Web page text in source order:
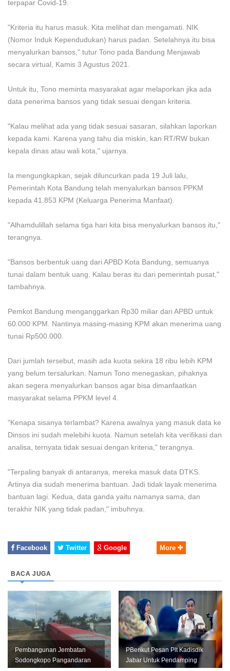
terpapar Covid-19.
"Kriteria itu harus masuk. Kita melihat dan mengamati. NIK
(Nomor Induk Kependudukan) harus padan. Setelahnya itu bisa
menyalurkan bansos," tutur Tono pada Bandung Menjawab
secara virtual, Kamis 3 Agustus 2021.
Untuk itu, Tono meminta masyarakat agar melaporkan jika ada
data penerima bansos yang tidak sesuai dengan kriteria.
"Kalau melihat ada yang tidak sesuai sasaran, silahkan laporkan
kepada kami. Karena yang tahu dia miskin, kan RT/RW bukan
kepala dinas atau wali kota," ujarnya.
Ia mengungkapkan, sejak diluncurkan pada 19 Juli lalu,
Pemerintah Kota Bandung telah menyalurkan bansos PPKM
kepada 41.853 KPM (Keluarga Penerima Manfaat).
"Alhamdulillah selama tiga hari kita bisa menyalurkan bansos itu,"
terangnya.
"Bansos berbentuk uang dari APBD Kota Bandung, semuanya
tunai dalam bentuk uang. Kalau beras itu dari pemerintah pusat,"
tambahnya.
Pemkot Bandung menganggarkan Rp30 miliar dari APBD untuk
60.000 KPM. Nantinya masing-masing KPM akan menerima uang
tunai Rp500.000.
Dari jumlah tersebut, masih ada kuota sekira 18 ribu lebih KPM
yang belum tersalurkan. Namun Tono menegaskan, pihaknya
akan segera menyalurkan bansos agar bisa dimanfaatkan
masyarakat selama PPKM level 4.
"Kenapa sisanya terlambat? Karena awalnya yang masuk data ke
Dinsos ini sudah melebihi kuota. Namun setelah kita verifikasi dan
analisa, ternyata tidak sesuai dengan kriteria," terangnya.
"Terpaling banyak di antaranya, mereka masuk data DTKS.
Artinya dia sudah menerima bantuan. Jadi tidak layak menerima
bantuan lagi. Kedua, data ganda yaitu namanya sama, dan
terakhir NIK yang tidak padan," imbuhnya.
Facebook Twitter Google More
BACA JUGA
Pembangunan Jembatan
Sodongkopo Pangandaran
PBerikut Pesan Plt Kadisdik
Jabar Untuk Pendamping